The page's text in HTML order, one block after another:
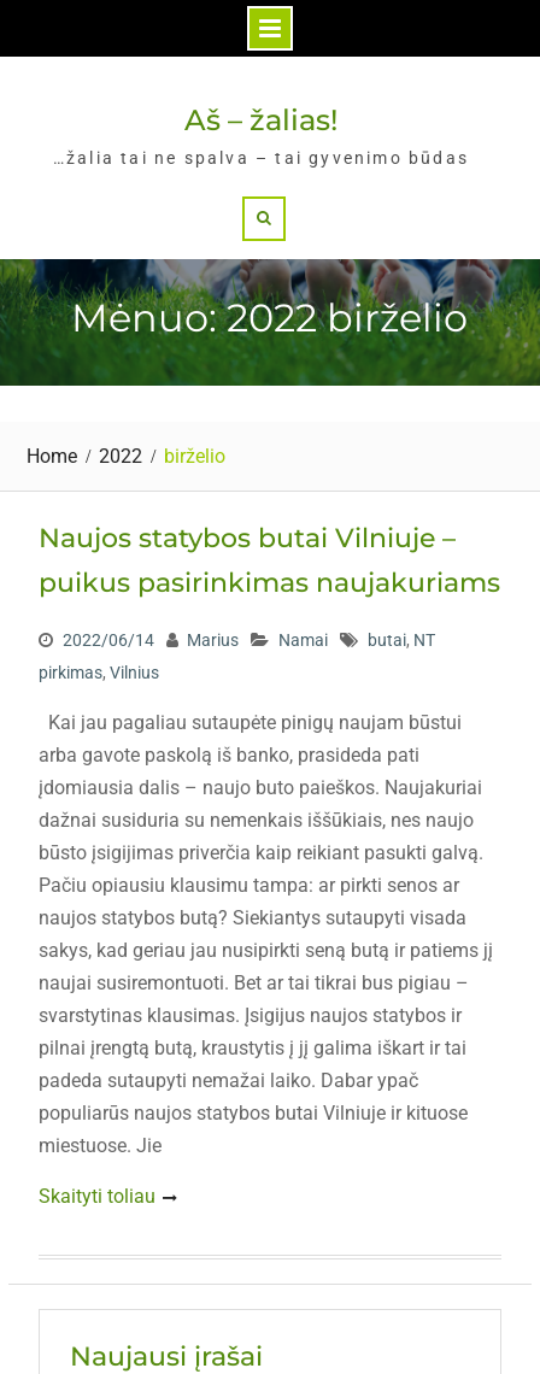
Aš – žalias!
…žalia tai ne spalva – tai gyvenimo būdas
Mėnuo: 2022 birželio
Home 2022 birželio
Naujos statybos butai Vilniuje –
puikus pasirinkimas naujakuriams
2022/06/14 Marius Namai butai, NT
pirkimas, Vilnius
Kai jau pagaliau sutaupėte pinigų naujam būstui
arba gavote paskolą iš banko, prasideda pati
įdomiausia dalis – naujo buto paieškos. Naujakuriai
dažnai susiduria su nemenkais iššūkiais, nes naujo
būsto įsigijimas priverčia kaip reikiant pasukti galvą.
Pačiu opiausiu klausimu tampa: ar pirkti senos ar
naujos statybos butą? Siekiantys sutaupyti visada
sakys, kad geriau jau nusipirkti seną butą ir patiems jį
naujai susiremontuoti. Bet ar tai tikrai bus pigiau –
svarstytinas klausimas. Įsigijus naujos statybos ir
pilnai įrengtą butą, kraustytis į jį galima iškart ir tai
padeda sutaupyti nemažai laiko. Dabar ypač
populiarūs naujos statybos butai Vilniuje ir kituose
miestuose. Jie
Skaityti toliau
Naujausi įrašai